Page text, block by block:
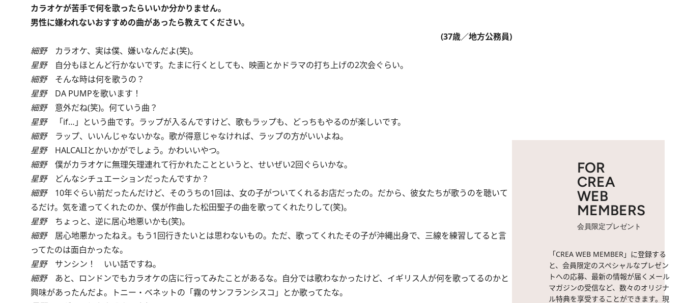
カラオケが苦手で何を歌ったらいいか分かりません。
男性に嫌われないおすすめの曲があったら教えてください。
(37歳／地方公務員)
細野カラオケ、実は僕、嫌いなんだよ(笑)。
星野自分もほとんど行かないです。たまに行くとしても、映画とかドラマの打ち上げの2次会ぐらい。
細野そんな時は何を歌うの？
星野DA PUMPを歌います！
細野意外だね(笑)。何ていう曲？
星野「if…」という曲です。ラップが入るんですけど、歌もラップも、どっちもやるのが楽しいです。
細野ラップ、いいんじゃないかな。歌が得意じゃなければ、ラップの方がいいよね。
星野HALCALIとかいかがでしょう。かわいいやつ。
細野僕がカラオケに無理矢理連れて行かれたことというと、せいぜい2回ぐらいかな。
星野どんなシチュエーションだったんですか？
細野10年ぐらい前だったんだけど、そのうちの1回は、女の子がついてくれるお店だったの。だから、彼女たちが歌うのを聴いて
るだけ。気を遣ってくれたのか、僕が作曲した松田聖子の曲を歌ってくれたりして(笑)。
星野ちょっと、逆に居心地悪いかも(笑)。
細野居心地悪かったねえ。もう1回行きたいとは思わないもの。ただ、歌ってくれたその子が沖縄出身で、三線を練習してると言
ってたのは面白かったな。
星野サンシン！ いい話ですね。
細野あと、ロンドンでもカラオケの店に行ってみたことがあるな。自分では歌わなかったけど、イギリス人が何を歌ってるのかと
興味があったんだよ。トニー・ベネットの「霧のサンフランシスコ」とか歌ってたな。
FOR
CREA
WEB
MEMBERS
会員限定プレゼント
「CREA WEB MEMBER」に登録する
と、会員限定のスペシャルなプレゼン
トへの応募、最新の情報が届くメール
マガジンの受信など、数々のオリジナ
ル特典を享受することができます。現